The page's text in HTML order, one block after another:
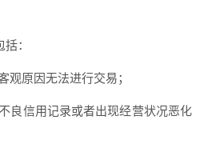
：
原因无法进行交易；
信用记录或者出现经营状况恶化